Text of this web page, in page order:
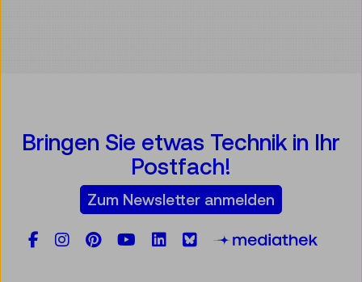
Bringen Sie etwas Technik in Ihr
Postfach!
Zum Newsletter anmelden
Facebook
Instagram
Pinterest
YouTube
LinkedIn
Bluesky